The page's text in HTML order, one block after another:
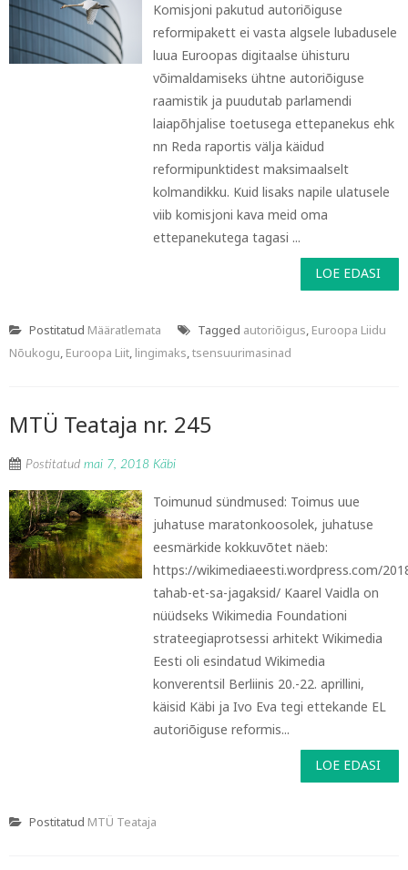
Komisjoni pakutud autoriõiguse
reformipakett ei vasta algsele lubadusele
luua Euroopas digitaalse ühisturu
võimaldamiseks ühtne autoriõiguse
raamistik ja puudutab parlamendi
laiapõhjalise toetusega ettepanekus ehk
nn Reda raportis välja käidud
reformipunktidest maksimaalselt
kolmandikku. Kuid lisaks napile ulatusele
viib komisjoni kava meid oma
ettepanekutega tagasi ...
LOE EDASI
Postitatud Määratlemata Tagged autoriõigus, Euroopa Liidu
Nõukogu, Euroopa Liit, lingimaks,tsensuurimasinad
MTÜ Teataja nr. 245
Postitatud mai 7, 2018 Käbi
Toimunud sündmused: Toimus uue
juhatuse maratonkoosolek, juhatuse
eesmärkide kokkuvõtet näeb:
https://wikimediaeesti.wordpress.com/
tahab-et-sa-jagaksid/ Kaarel Vaidla on
nüüdseks Wikimedia Foundationi
strateegiaprotsessi arhitekt Wikimedia
Eesti oli esindatud Wikimedia
konverentsil Berliinis 20.-22. aprillini,
käisid Käbi ja Ivo Eva tegi ettekande EL
autoriõiguse reformis...
LOE EDASI
Postitatud MTÜ Teataja